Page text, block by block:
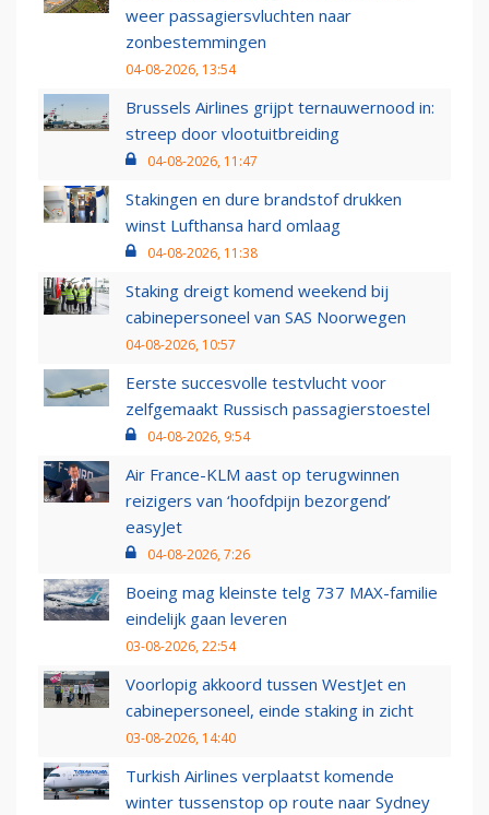
weer passagiersvluchten naar
zonbestemmingen
04-08-2026, 13:54
Brussels Airlines grijpt ternauwernood in:
streep door vlootuitbreiding
04-08-2026, 11:47
Stakingen en dure brandstof drukken
winst Lufthansa hard omlaag
04-08-2026, 11:38
Staking dreigt komend weekend bij
cabinepersoneel van SAS Noorwegen
04-08-2026, 10:57
Eerste succesvolle testvlucht voor
zelfgemaakt Russisch passagierstoestel
04-08-2026, 9:54
Air France-KLM aast op terugwinnen
reizigers van ‘hoofdpijn bezorgend’
easyJet
04-08-2026, 7:26
Boeing mag kleinste telg 737 MAX-familie
eindelijk gaan leveren
03-08-2026, 22:54
Voorlopig akkoord tussen WestJet en
cabinepersoneel, einde staking in zicht
03-08-2026, 14:40
Turkish Airlines verplaatst komende
winter tussenstop op route naar Sydney